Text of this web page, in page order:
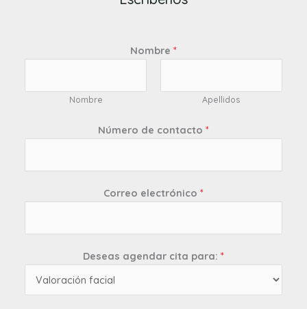
Nombre *
Nombre Apellidos
Número de contacto *
Correo electrónico *
Deseas agendar cita para: *